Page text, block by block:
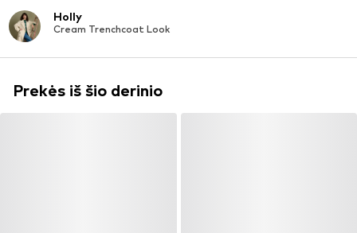
Holly
Cream Trenchcoat Look
Prekės iš šio derinio